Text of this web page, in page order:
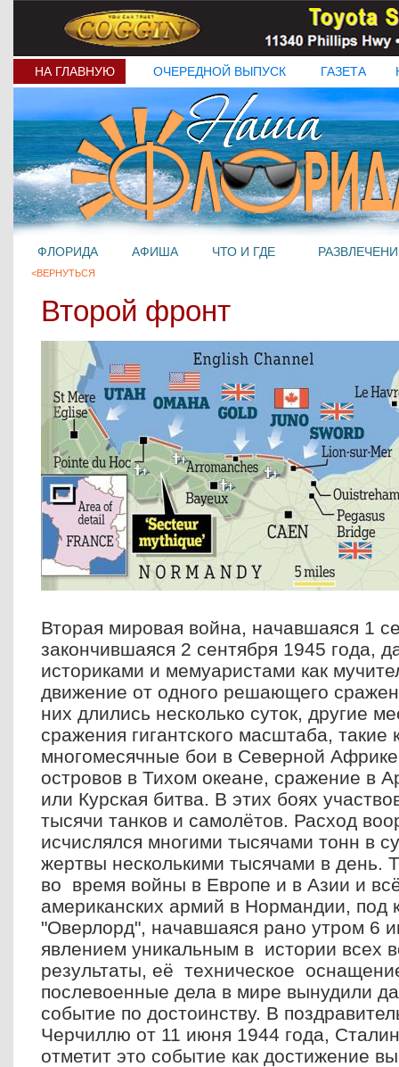
НА ГЛАВНУЮ ОЧЕРЕДНОЙ ВЫПУСК ГАЗЕТА
ФЛОРИДА АФИША ЧТО И ГДЕ
<ВЕРНУТЬСЯ
Второй фронт
Вторая мировая война, начавшаяся 1
закончившаяся 2 сентября 1945 года,
историками и мемуаристами как
движение от одного решающего
них длились несколько суток, другие
сражения гигантского масштаба, такие
многомесячные бои в Северной
островов в Тихом океане, сражение в
или Курская битва. В этих боях
тысячи танков и самолётов. Расход
исчислялся многими тысячами тонн в
жертвы несколькими тысячами в день.
во время войны в Европе и в Азии и
американских армий в Нормандии, под
"Оверлорд", начавшаяся рано утром 6
явлением уникальным в истории всех
результаты, её техническое
послевоенные дела в мире вынудили
событие по достоинству. В
Черчиллю от 11 июня 1944 года,
отметит это событие как достижение